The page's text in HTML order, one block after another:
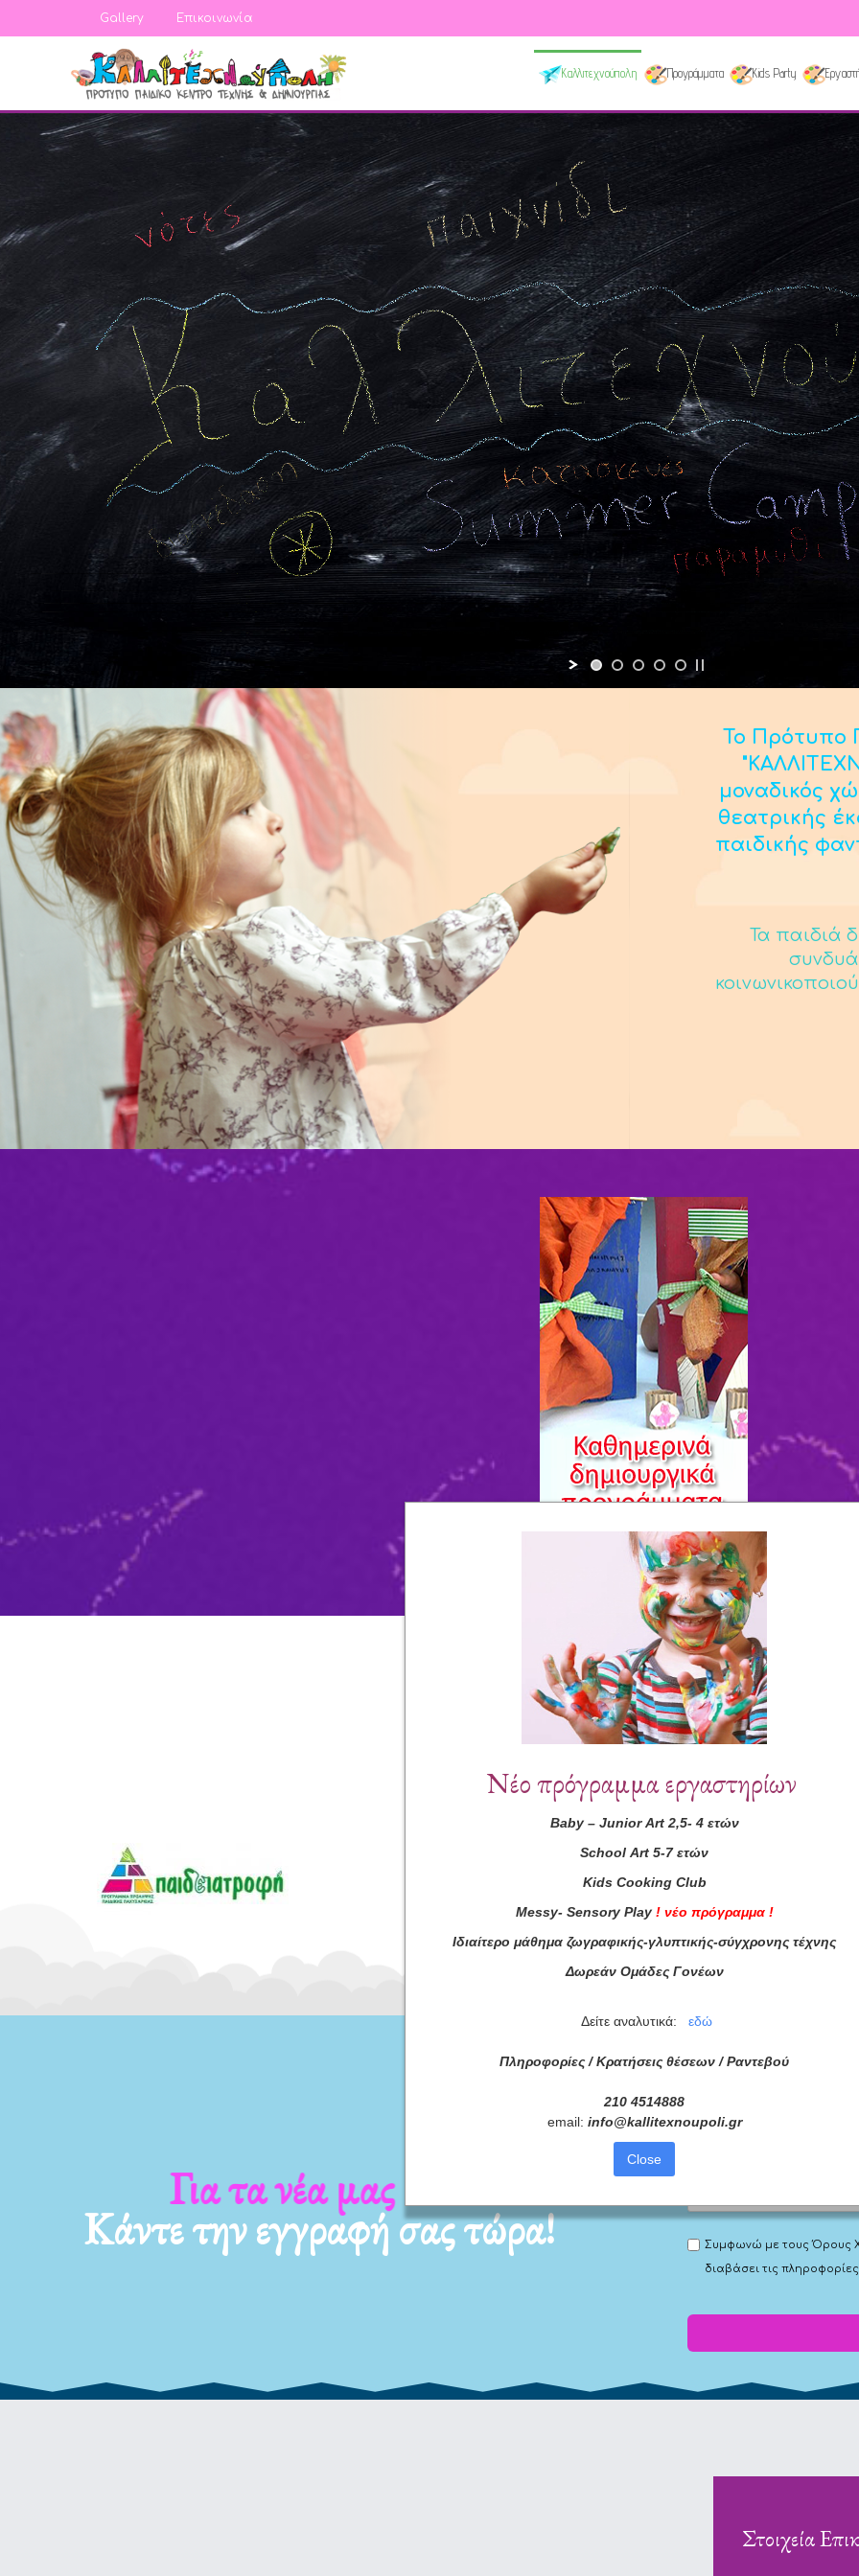
Gallery Επικοινωνία
Καλλιτεχνούπολη Προγράμματα Kids Party
στο δικτυακό μας τόπο
Το Πρότυπο
μοναδικός
θεατρικής
παιδικής
Τα παιδιά
Συνεργάτες
Για τα camp μας
Κάντε την εγγραφή σας τώρα! Συμφωνώ με τουςΌρους
διαβάσει τις
Στοιχεία
Νέο πρόγραμμα εργαστηρίων
Baby– Junior Art2,5- 4 ετών
School Art 5-7 ετών
Kids Cooking Club
Messy- Sensory Play ! νέο πρόγραμμα !
Ιδιαίτερο μάθημα ζωγραφικής-γλυπτικής-σύγχρονης τέχνης
Δωρεάν Ομάδες Γονέων
Δείτε αναλυτικά: εδώ
Πληροφορίες / Κρατήσεις θέσεων / Ραντεβού
210 4514888
email: info@kallitexnoupoli.gr
Close